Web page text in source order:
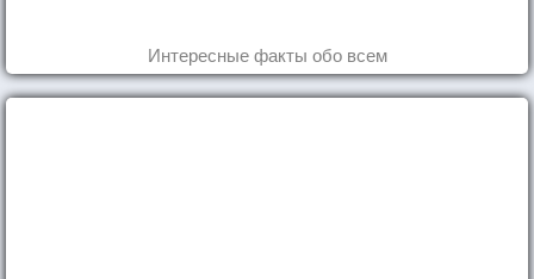
Интересные факты обо всем